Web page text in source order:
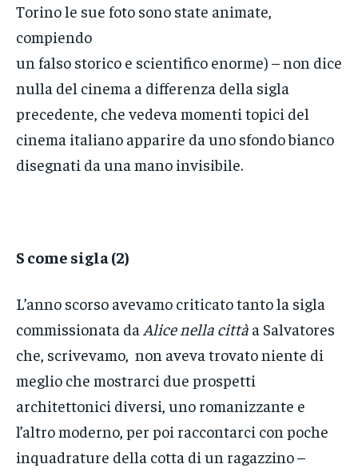
Torino le sue foto sono state animate,
compiendo
un falso storico e scientifico enorme) – non dice
nulla del cinema a differenza della sigla
precedente, che vedeva momenti topici del
cinema italiano apparire da uno sfondo bianco
disegnati da una mano invisibile.
S come sigla (2)
L’anno scorso avevamo criticato tanto la sigla
commissionata da Alice nella città a Salvatores
che, scrivevamo, non aveva trovato niente di
meglio che mostrarci due prospetti
architettonici diversi, uno romanizzante e
l’altro moderno, per poi raccontarci con poche
inquadrature della cotta di un ragazzino –